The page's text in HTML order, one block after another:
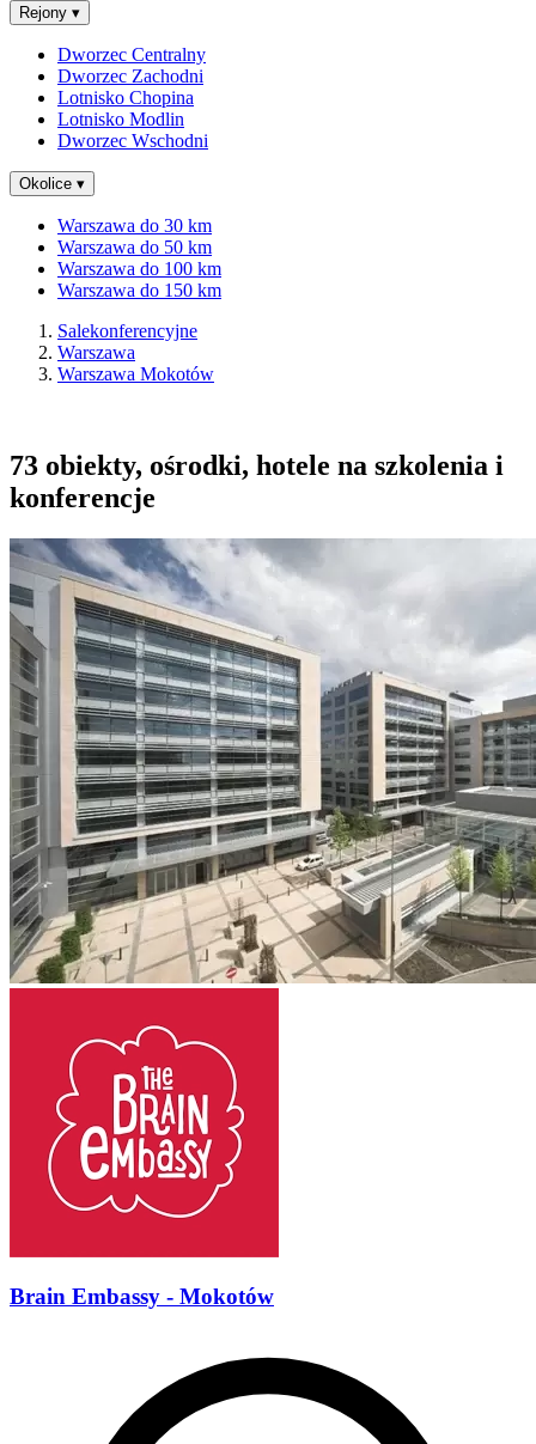
Rejony ▾
Dworzec Centralny
Dworzec Zachodni
Lotnisko Chopina
Lotnisko Modlin
Dworzec Wschodni
Okolice ▾
Warszawa do 30 km
Warszawa do 50 km
Warszawa do 100 km
Warszawa do 150 km
Salekonferencyjne
Warszawa
Warszawa Mokotów
73 obiekty, ośrodki, hotele na szkolenia i
konferencje
Brain Embassy - Mokotów